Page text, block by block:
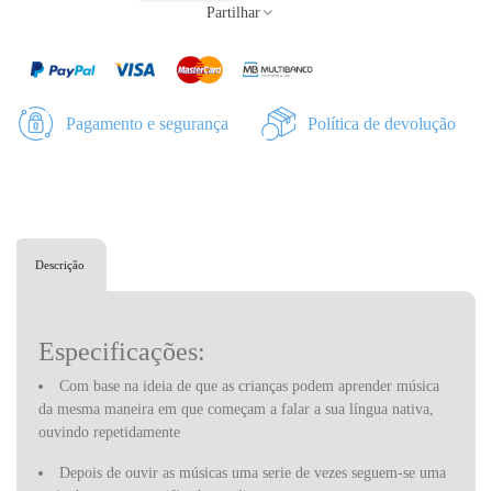
Partilhar
Pagamento e segurança Política de devolução
Descrição
Especificações:
Com base na ideia de que as crianças podem aprender música
da mesma maneira em que começam a falar a sua língua nativa,
ouvindo repetidamente
Depois de ouvir as músicas uma serie de vezes seguem-se uma